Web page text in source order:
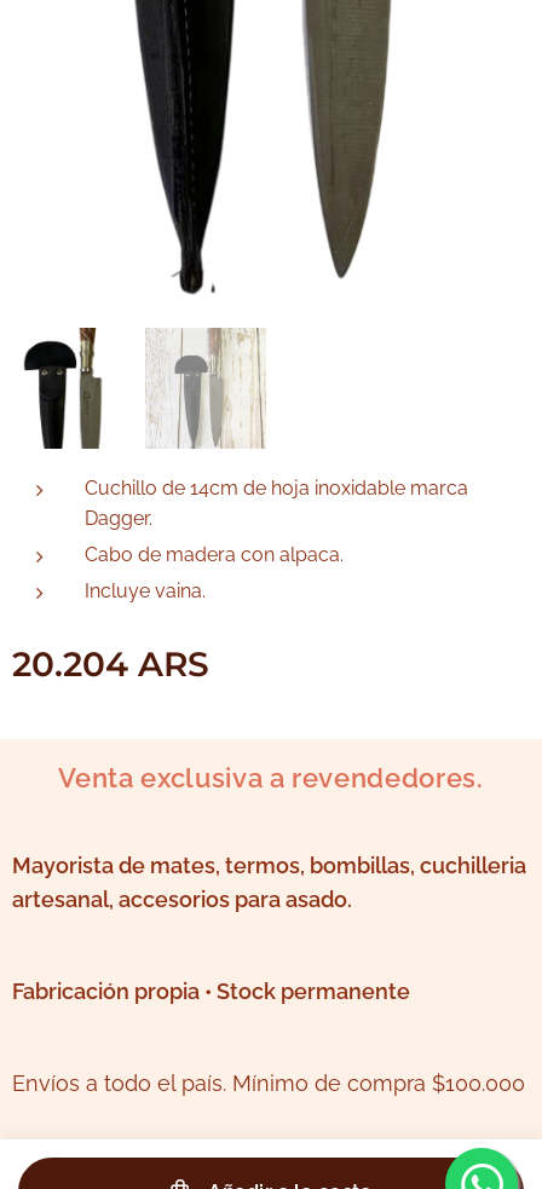
Cuchillo de 14cm de hoja inoxidable marca
Dagger.
Cabo de madera con alpaca.
Incluye vaina.
20.204 ARS
Venta exclusiva a revendedores.
Mayorista de mates, termos, bombillas, cuchilleria
artesanal, accesorios para asado.
Fabricación propia • Stock permanente
Envíos a todo el país. Mínimo de compra $100.000